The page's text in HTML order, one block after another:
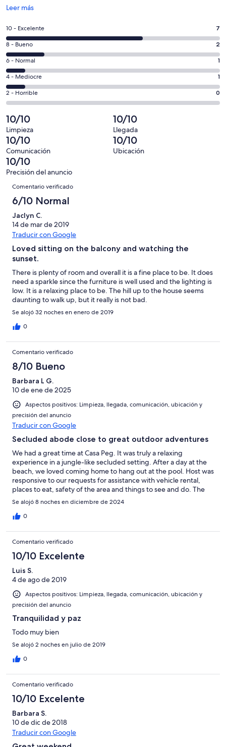
Leer más
Se
en
una
ventana
nueva
7
comentarios
de
un
total
de
11
con
una
puntuación
de
10
-
Excelente
10 - Excelente 7
2
comentarios
de
un
total
de
con
una
puntuación
de
8
-
Bueno
8 - Bueno 2
1
comentarios
de
un
total
de
11
con
una
puntuación
de
6
Normal
6 - Normal 1
1
comentarios
de
total
de
11
con
una
puntuación
de
Mediocre
4 - Mediocre 1
0
comentarios
de
un
total
de
11
con
puntuación
de
Horrible
2 - Horrible 0
10/10
Limpieza
10/10
Llegada
10/10
Comunicación
10/10
Ubicación
10/10
Precisión del anuncio
Comentarios
Comentario verificado
6/10 Normal
Jaclyn C.
14 de mar de 2019
Traducir con Google
Loved sitting on the balcony and watching the
sunset.
There is plenty of room and overall it is a fine place to be. It does
need a sparkle since the furniture is well used and the lighting is
low. It is a relaxing place to be. The hill up to the house seems
daunting to walk up, but it really is not bad.
Se alojó 32 noches en enero de 2019
0
Comentario verificado
8/10 Bueno
Barbara L G.
10 de ene de 2025
Aspectos positivos: Limpieza, llegada, comunicación, ubicación y
precisión del anuncio
Traducir con Google
Secluded abode close to great outdoor adventures
We had a great time at Casa Peg. It was truly a relaxing
experience in a jungle-like secluded setting. After a day at the
beach, we loved coming home to hang out at the pool. Host was
responsive to our requests for assistance with vehicle rental,
places to eat, safety of the area and things to see and do. The
beds were comfortable and we loved using the AC at night. The
things that could use some improvement is letting guests know
how to properly dispose of trash and having a tight-fitting lid on
attract insects and such. Otherwise, this was a delightful stay
and we would stay here again.
Se alojó 8 noches en diciembre de 2024
0
Comentario verificado
10/10 Excelente
Luis S.
4 de ago de 2019
Aspectos positivos: Limpieza, llegada, comunicación, ubicación y
precisión del anuncio
Tranquilidad y paz
Todo muy bien
Se alojó 2 noches en julio de 2019
0
Comentario verificado
10/10 Excelente
Barbara S.
10 de dic de 2018
Traducir con Google